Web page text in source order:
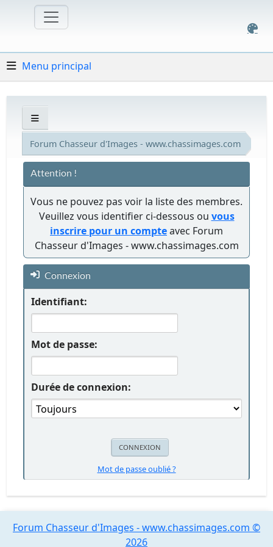
Menu principal
Forum Chasseur d'Images - www.chassimages.com
Attention !
Vous ne pouvez pas voir la liste des membres.
Veuillez vous identifier ci-dessous ou vous
inscrire pour un compteavec Forum
Chasseur d'Images - www.chassimages.com
Connexion
Identifiant:
Mot de passe:
Durée de connexion:
Mot de passe oublié ?
Forum Chasseur d'Images - www.chassimages.com ©
2026